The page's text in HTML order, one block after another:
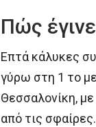
Πώς
Επτά κάλυκες
γύρω στη 1 το
Θεσσαλονίκη,
από τις σφαίρες.